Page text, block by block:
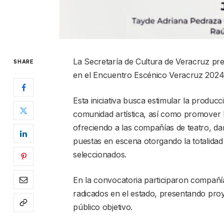
SHARE
La Secretaría de Cultura de Veracruz
en el Encuentro Escénico Veracruz
Esta iniciativa busca estimular la
comunidad artística, así como
ofreciendo a las compañías de teatro,
puestas en escena otorgando la
seleccionados.
En la convocatoria participaron
radicados en el estado, presentando
público objetivo.